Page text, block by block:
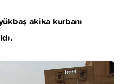
akika kurbanı